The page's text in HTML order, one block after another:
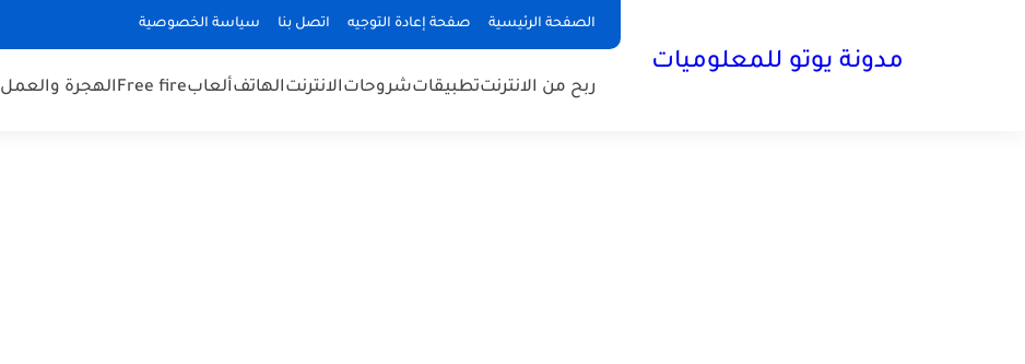
الصفحة الرئيسية صفحة إعادة التوجيه اتصل بنا سياسة الخصوصية
مدونة يوتو للمعلوميات
ربح من الانترنتتطبيقاتشروحاتالانترنتالهاتفألعابFree fireالهجرة والعمل